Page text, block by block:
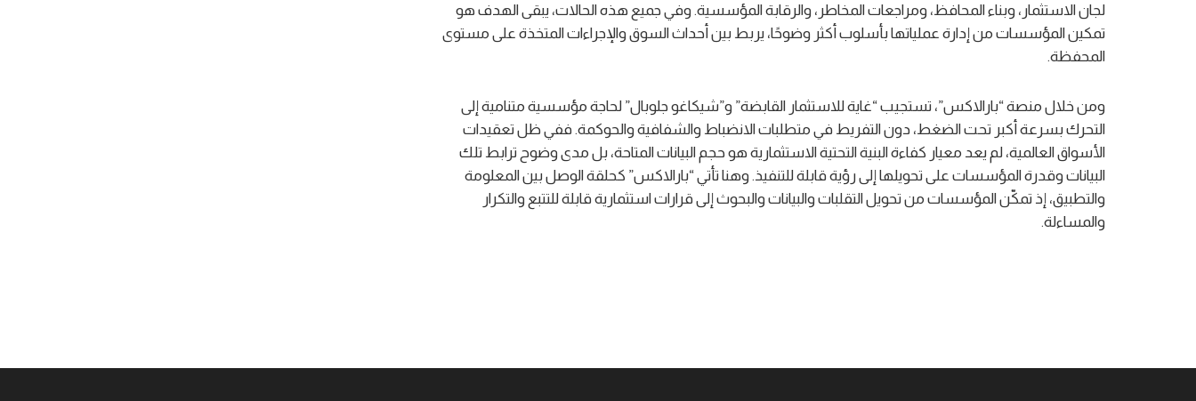
لجان الاستثمار، وبناء المحافظ، ومراجعات المخاطر، والرقابة المؤسسية. وفي جميع هذه الحالات، يبقى الهدف هو
تمكين المؤسسات من إدارة عملياتها بأسلوب أكثر وضوحًا، يربط بين أحداث السوق والإجراءات المتخذة على مستوى
المحفظة.
ومن خلال منصة “بارالاكس”، تستجيب “غاية للاستثمار القابضة” و”شيكاغو جلوبال” لحاجة مؤسسية متنامية إلى
التحرك بسرعة أكبر تحت الضغط، دون التفريط في متطلبات الانضباط والشفافية والحوكمة. ففي ظل تعقيدات
الأسواق العالمية، لم يعد معيار كفاءة البنية التحتية الاستثمارية هو حجم البيانات المتاحة، بل مدى وضوح ترابط تلك
البيانات وقدرة المؤسسات على تحويلها إلى رؤية قابلة للتنفيذ. وهنا تأتي “بارالاكس” كحلقة الوصل بين المعلومة
والتطبيق، إذ تمكّن المؤسسات من تحويل التقلبات والبيانات والبحوث إلى قرارات استثمارية قابلة للتتبع والتكرار
والمساءلة.